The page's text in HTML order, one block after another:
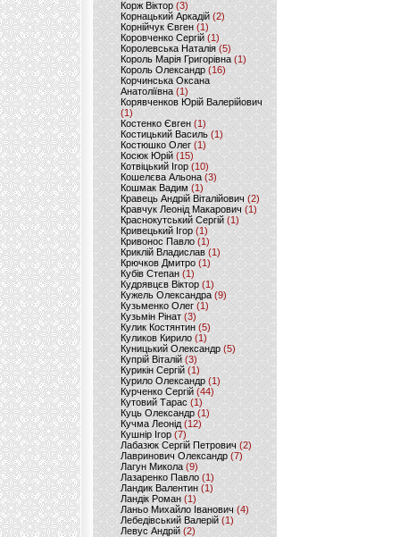
Корж Віктор (3)
Корнацький Аркадій (2)
Корнійчук Євген (1)
Коровченко Сергій (1)
Королевська Наталія(5)
Король Марія Григорівна (1)
Король Олександр (16)
Корчинська Оксана
Анатоліївна (1)
Корявченков Юрій Валерійович
(1)
Костенко Євген (1)
Костицький Василь (1)
Костюшко Олег (1)
Косюк Юрій (15)
Котвіцький Ігор (10)
Кошелєва Альона(3)
Кошмак Вадим (1)
Кравець Андрій Віталійович (2)
Кравчук Леонід Макарович (1)
Краснокутський Сергій (1)
Кривецький Ігор (1)
Кривонос Павло (1)
Криклій Владислав (1)
Крючков Дмитро(1)
Кубів Степан(1)
Кудрявцєв Віктор (1)
Кужель Олександра (9)
Кузьменко Олег (1)
Кузьмін Рінат(3)
Кулик Костянтин(5)
Куликов Кирило (1)
Куницький Олександр (5)
Купрій Віталій (3)
Курикін Сергій(1)
Курило Олександр (1)
Курченко Сергій (44)
Кутовий Тарас (1)
Куць Олександр (1)
Кучма Леонід (12)
Кушнір Ігор(7)
Лабазюк Сергій Петрович (2)
Лавринович Олександр(7)
Лагун Микола(9)
Лазаренко Павло (1)
Ландик Валентин (1)
Ландік Роман (1)
Ланьо Михайло Іванович(4)
Лебедівський Валерій(1)
Левус Андрій(2)